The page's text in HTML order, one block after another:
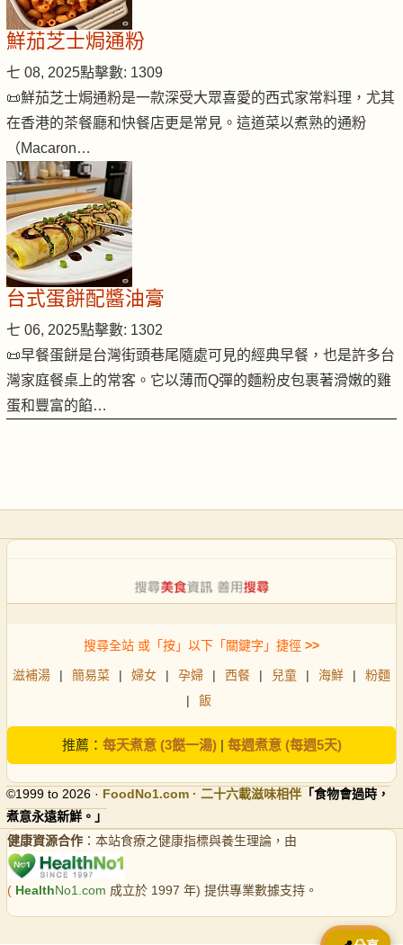
鮮茄芝士焗通粉
七 08, 2025點擊數: 1309
📜鮮茄芝士焗通粉是一款深受大眾喜愛的西式家常料理，尤其
在香港的茶餐廳和快餐店更是常見。這道菜以煮熟的通粉
（Macaron…
台式蛋餅配醬油膏
七 06, 2025點擊數: 1302
📜早餐蛋餅是台灣街頭巷尾隨處可見的經典早餐，也是許多台
灣家庭餐桌上的常客。它以薄而Q彈的麵粉皮包裹著滑嫩的雞
蛋和豐富的餡…
搜尋全站 或「按」以下「關鍵字」捷徑 >>
滋補湯 | 簡易菜 | 婦女 | 孕婦 | 西餐 | 兒童 | 海鮮 |
粉麵
|
飯
推薦： 每天煮意 (3餸一湯)| 每週煮意 (每週5天)
©1999 to 2026 · FoodNo1.com · 二十六載滋味相伴 「食物會過時，
煮意永遠新鮮。」
健康資源合作 ：本站食療之健康指標與養生理論，由
( HealthNo1.com 成立於 1997 年) 提供專業數據支持。